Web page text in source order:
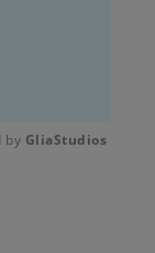
by GliaStudios